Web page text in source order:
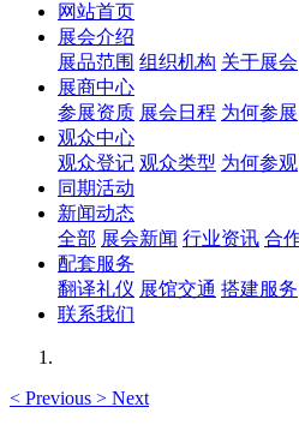
网站首页
展会介绍
展品范围 组织机构 关于展会
展商中心
参展资质 展会日程 为何参展
观众中心
观众登记 观众类型 为何参观
同期活动
新闻动态
全部 展会新闻 行业资讯 合
配套服务
翻译礼仪 展馆交通 搭建服务
联系我们
< Previous > Next